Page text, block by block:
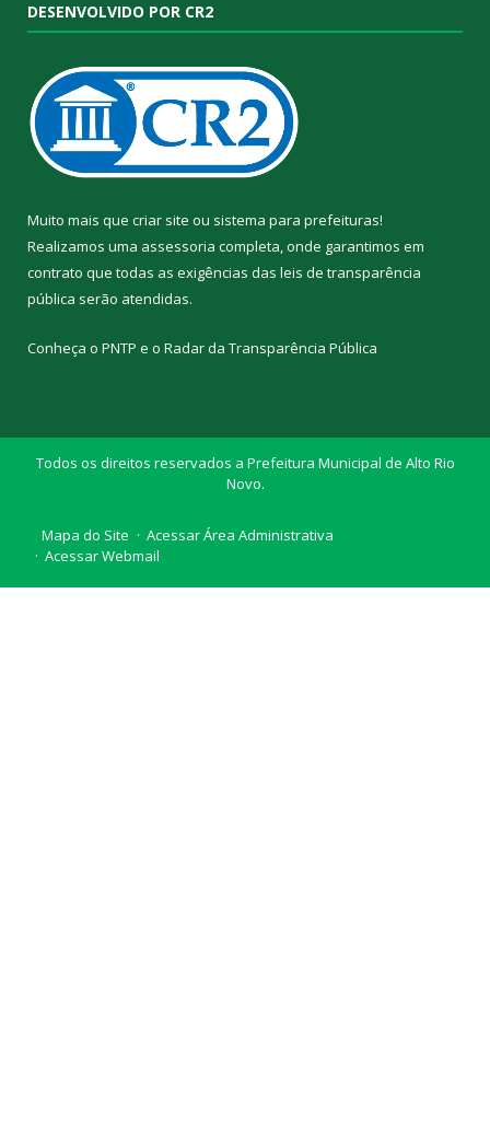
DESENVOLVIDO POR CR2
Muito mais que criar site ou sistema para prefeituras!
Realizamos uma assessoria completa, onde garantimos em
contrato que todas as exigências das leis de transparência
pública serão atendidas.
Conheça o PNTP e o Radar da Transparência Pública
Todos os direitos reservados a Prefeitura Municipal de Alto Rio
Novo.
Mapa do Site
Acessar Área Administrativa
Acessar Webmail